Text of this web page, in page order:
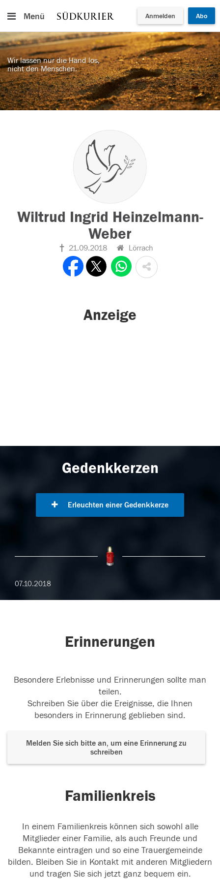
Menü Anmelden Abo
Wir lassen nur die Hand los,
nicht den Menschen.
Wiltrud Ingrid Heinzelmann-
Weber
21.09.2018 Lörrach
Anzeige
Gedenkkerzen
Erleuchten einer Gedenkkerze
07.10.2018
Erinnerungen
Besondere Erlebnisse und Erinnerungen sollte man
teilen.
Schreiben Sie über die Ereignisse, die Ihnen
besonders in Erinnerung geblieben sind.
Melden Sie sich bitte an, um eine Erinnerung zu
schreiben
Familienkreis
In einem Familienkreis können sich sowohl alle
Mitglieder einer Familie, als auch Freunde und
Bekannte eintragen und so eine Trauergemeinde
bilden. Bleiben Sie in Kontakt mit anderen Mitgliedern
und tragen Sie sich jetzt ganz bequem ein.